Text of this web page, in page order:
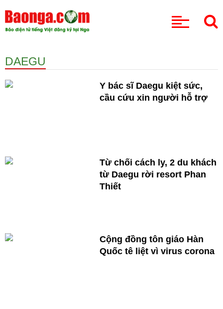
DAEGU
Y bác sĩ Daegu kiệt sức,
cầu cứu xin người hỗ trợ
Từ chối cách ly, 2 du khách
từ Daegu rời resort Phan
Thiết
Cộng đồng tôn giáo Hàn
Quốc tê liệt vì virus corona